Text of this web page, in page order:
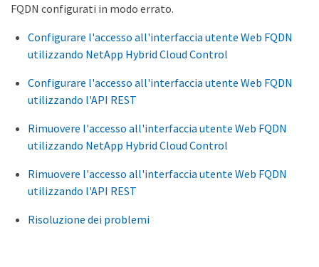
FQDN configurati in modo errato.
Configurare l'accesso all'interfaccia utente Web FQDN
utilizzando NetApp Hybrid Cloud Control
Configurare l'accesso all'interfaccia utente Web FQDN
utilizzando l'API REST
Rimuovere l'accesso all'interfaccia utente Web FQDN
utilizzando NetApp Hybrid Cloud Control
Rimuovere l'accesso all'interfaccia utente Web FQDN
utilizzando l'API REST
Risoluzione dei problemi